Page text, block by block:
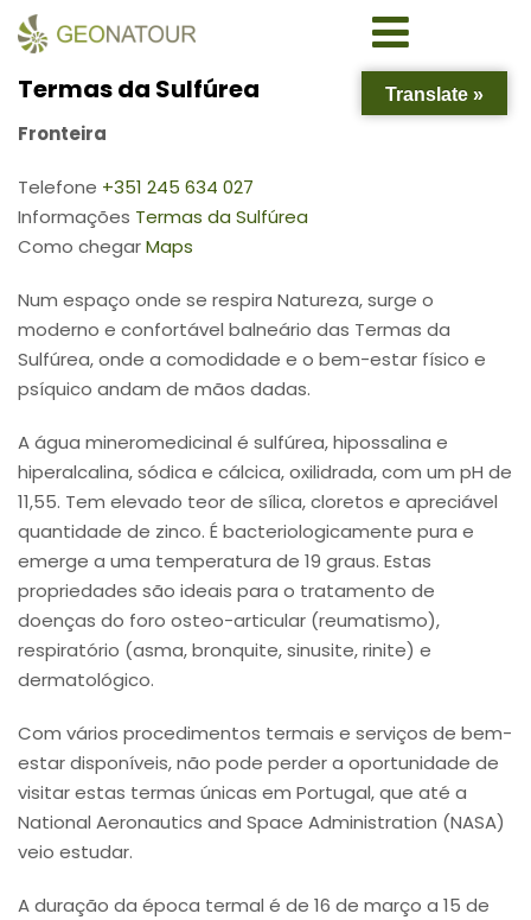
Termas da Sulfúrea
Fronteira
Telefone +351 245 634 027
Informações Termas da Sulfúrea
Como chegarMaps
Num espaço onde se respira Natureza, surge o
moderno e confortável balneário das Termas da
Sulfúrea, onde a comodidade e o bem-estar físico e
psíquico andam de mãos dadas.
A água mineromedicinal é sulfúrea, hipossalina e
hiperalcalina, sódica e cálcica, oxilidrada, com um pH de
11,55. Tem elevado teor de sílica, cloretos e apreciável
quantidade de zinco. É bacteriologicamente pura e
emerge a uma temperatura de 19 graus. Estas
propriedades são ideais para o tratamento de
doenças do foro osteo-articular (reumatismo),
respiratório (asma, bronquite, sinusite, rinite) e
dermatológico.
Com vários procedimentos termais e serviços de bem-
estar disponíveis, não pode perder a oportunidade de
visitar estas termas únicas em Portugal, que até a
National Aeronautics and Space Administration (NASA)
veio estudar.
A duração da época termal é de 16 de março a 15 de
Translate »